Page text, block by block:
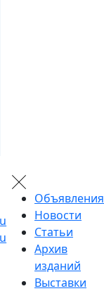
Объявления
Новости
Статьи
Архив
изданий
Выставки